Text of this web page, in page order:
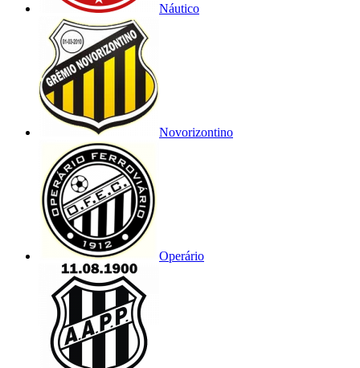
Náutico
Novorizontino
Operário